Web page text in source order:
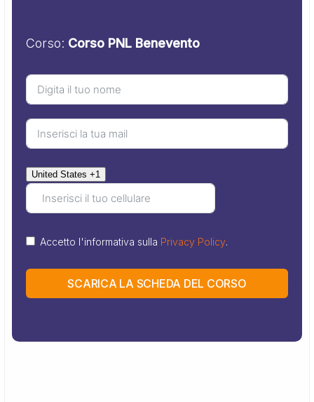
Corso: Corso PNL Benevento
United States +1
Accetto l'informativa sulla Privacy Policy.
SCARICA LA SCHEDA DEL CORSO